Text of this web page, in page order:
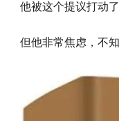
他被这个提议打动
但他非常焦虑，不